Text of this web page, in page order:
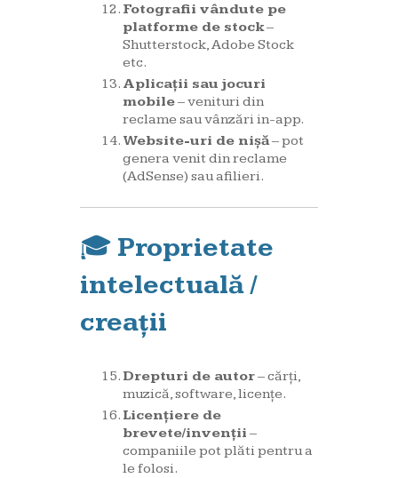
Fotografii vândute pe
platforme de stock–
Shutterstock, Adobe Stock
etc.
Aplicații sau jocuri
mobile– venituri din
reclame sau vânzări in-app.
Website-uri de nișă– pot
genera venit din reclame
(AdSense) sau afilieri.
🎓 Proprietate
intelectuală /
creații
Drepturi de autor– cărți,
muzică, software, licențe.
Licențiere de
brevete/invenții –
companiile pot plăti pentru a
le folosi.